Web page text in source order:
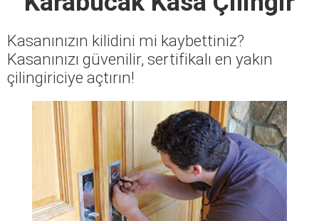
Kasanınızın kilidini mi kaybettiniz?
Kasanınızı güvenilir, sertifikalı en yakın
çilingiriciye açtırın!